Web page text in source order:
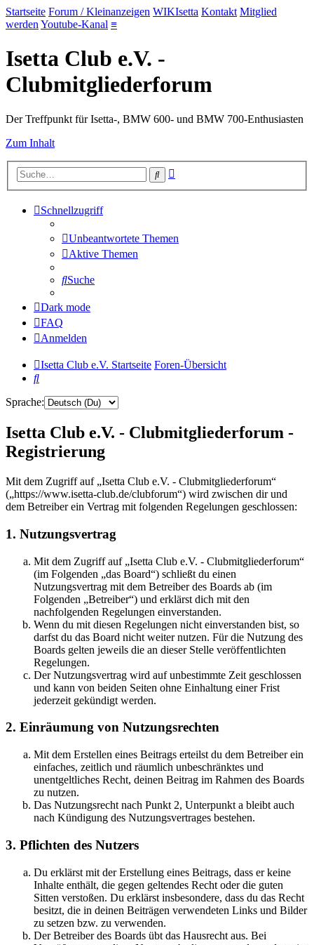
Startseite Forum / Kleinanzeigen WIKIsetta Kontakt Mitglied
werden Youtube-Kanal ≡
Isetta Club e.V. -
Clubmitgliederforum
Der Treffpunkt für Isetta-, BMW 600- und BMW 700-Enthusiasten
Zum Inhalt
Suche
Schnellzugriff
Unbeantwortete Themen
Aktive Themen
Suche
Dark mode
FAQ
Anmelden
Isetta Club e.V. Startseite Foren-Übersicht
Suche
Sprache:
Isetta Club e.V. - Clubmitgliederforum -
Registrierung
Mit dem Zugriff auf „Isetta Club e.V. - Clubmitgliederforum“
(„https://www.isetta-club.de/clubforum“) wird zwischen dir und
dem Betreiber ein Vertrag mit folgenden Regelungen geschlossen:
1. Nutzungsvertrag
Mit dem Zugriff auf „Isetta Club e.V. - Clubmitgliederforum“
(im Folgenden „das Board“) schließt du einen
Nutzungsvertrag mit dem Betreiber des Boards ab (im
Folgenden „Betreiber“) und erklärst dich mit den
nachfolgenden Regelungen einverstanden.
Wenn du mit diesen Regelungen nicht einverstanden bist, so
darfst du das Board nicht weiter nutzen. Für die Nutzung des
Boards gelten jeweils die an dieser Stelle veröffentlichten
Regelungen.
Der Nutzungsvertrag wird auf unbestimmte Zeit geschlossen
und kann von beiden Seiten ohne Einhaltung einer Frist
jederzeit gekündigt werden.
2. Einräumung von Nutzungsrechten
Mit dem Erstellen eines Beitrags erteilst du dem Betreiber ein
einfaches, zeitlich und räumlich unbeschränktes und
unentgeltliches Recht, deinen Beitrag im Rahmen des Boards
zu nutzen.
Das Nutzungsrecht nach Punkt 2, Unterpunkt a bleibt auch
nach Kündigung des Nutzungsvertrages bestehen.
3. Pflichten des Nutzers
Du erklärst mit der Erstellung eines Beitrags, dass er keine
Inhalte enthält, die gegen geltendes Recht oder die guten
Sitten verstoßen. Du erklärst insbesondere, dass du das Recht
besitzt, die in deinen Beiträgen verwendeten Links und Bilder
zu setzen bzw. zu verwenden.
Der Betreiber des Boards übt das Hausrecht aus. Bei